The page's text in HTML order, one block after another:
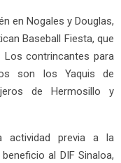
en Nogales y Douglas,
Baseball Fiesta, que
contrincantes para
son los Yaquis de
de Hermosillo y
actividad previa a la
al DIF Sinaloa,